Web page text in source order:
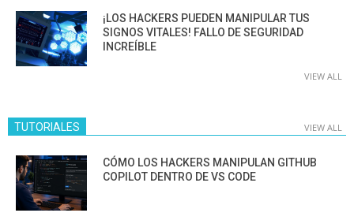
¡LOS HACKERS PUEDEN MANIPULAR TUS
SIGNOS VITALES! FALLO DE SEGURIDAD
INCREÍBLE
VIEW ALL
TUTORIALES VIEW ALL
CÓMO LOS HACKERS MANIPULAN GITHUB
COPILOT DENTRO DE VS CODE